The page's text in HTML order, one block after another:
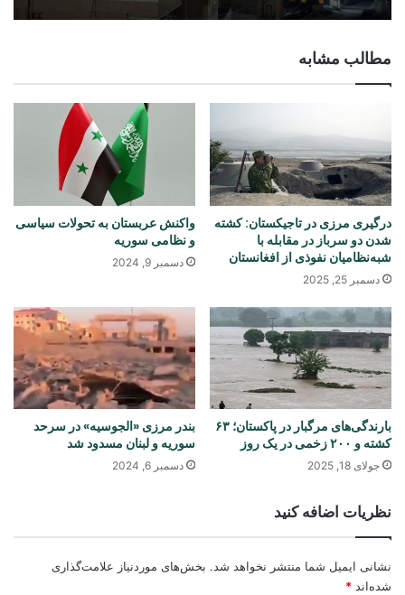
مطالب مشابه
درگیری مرزی در تاجیکستان: کشته
شدن دو سرباز در مقابله با
شبه‌نظامیان نفوذی از افغانستان
دسمبر 25, 2025
واکنش عربستان به تحولات سیاسی
و نظامی سوریه
دسمبر 9, 2024
بارندگی‌های مرگبار در پاکستان؛ ۶۳
کشته و ۲۰۰ زخمی در یک روز
جولای 18, 2025
بندر مرزی «الجوسیه» در سرحد
سوریه و لبنان مسدود شد
دسمبر 6, 2024
نظریات اضافه کنید
نشانی ایمیل شما منتشر نخواهد شد. بخش‌های موردنیاز علامت‌گذاری
شده‌اند *